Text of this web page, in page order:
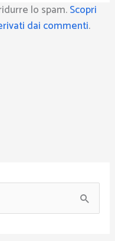
lo spam.Scopri
dai commenti.